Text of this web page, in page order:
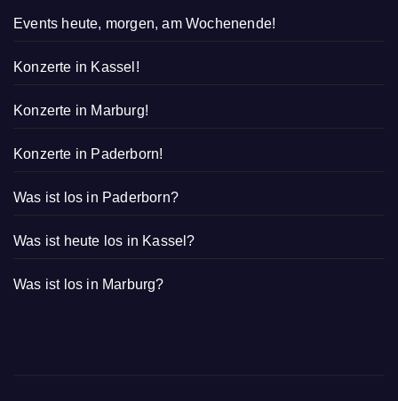
Events heute, morgen, am Wochenende!
Konzerte in Kassel!
Konzerte in Marburg!
Konzerte in Paderborn!
Was ist los in Paderborn?
Was ist heute los in Kassel?
Was ist los in Marburg?